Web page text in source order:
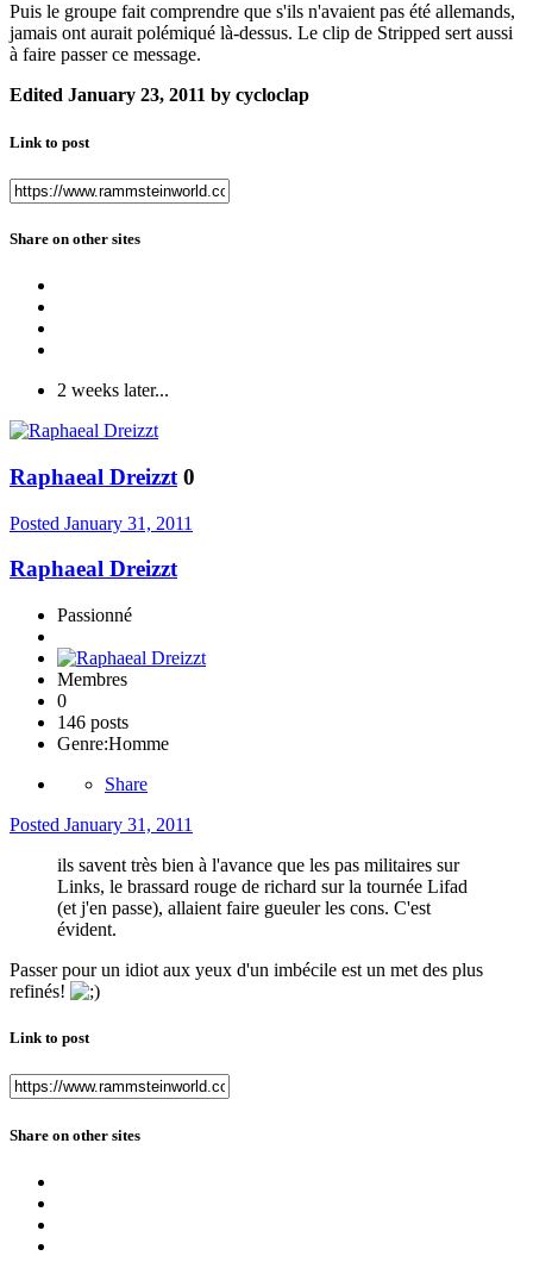
Puis le groupe fait comprendre que s'ils n'avaient pas été allemands,
jamais ont aurait polémiqué là-dessus. Le clip de Stripped sert aussi
à faire passer ce message.
Edited January 23, 2011 by cycloclap
Link to post
Share on other sites
2 weeks later...
Raphaeal Dreizzt 0
Posted January 31, 2011
Raphaeal Dreizzt
Passionné
Membres
0
146 posts
Genre:Homme
Share
Posted January 31, 2011
ils savent très bien à l'avance que les pas militaires sur
Links, le brassard rouge de richard sur la tournée Lifad
(et j'en passe), allaient faire gueuler les cons. C'est
évident.
Passer pour un idiot aux yeux d'un imbécile est un met des plus
refinés!
Link to post
Share on other sites